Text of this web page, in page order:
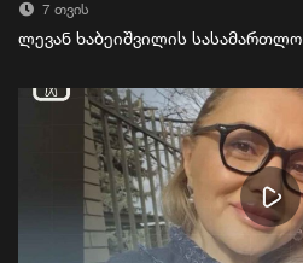
7 თვის
ლევან ხაბეიშვილის სასამართლო